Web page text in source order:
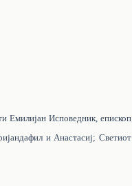
Емилијан Исповедник, епископ
и Анастасиј; Светиот